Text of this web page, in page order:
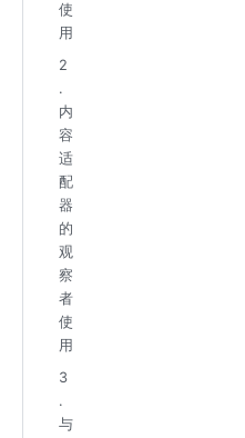
使
用
2
.
内
容
适
配
器
的
观
察
者
使
用
3
.
与